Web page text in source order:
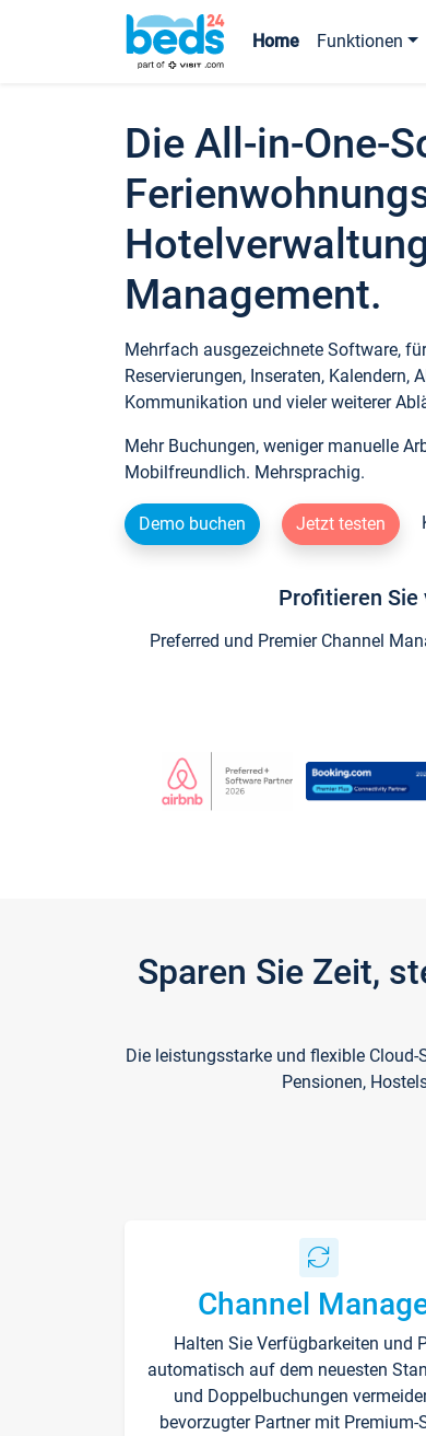
Home Funktionen
Die All-in-One-
Management.
Mehrfach ausgezeichnete Software,
Reservierungen, Inseraten, Kalendern,
Kommunikation und vieler weiterer
Mehr Buchungen, weniger manuelle
Mobilfreundlich. Mehrsprachig.
Demo buchen Jetzt testen
Profitieren Sie
Preferred und Premier Channel
Sparen Sie Zeit,
Die leistungsstarke und flexible
Pensionen,
Channel
Halten Sie Verfügbarkeiten und
automatisch auf dem neuesten
und Doppelbuchungen
bevorzugter Partner mit Premium-